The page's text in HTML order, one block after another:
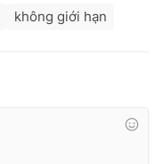
không giới hạn